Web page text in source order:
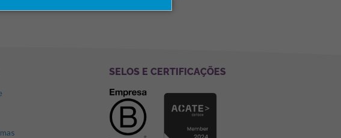
SELOS E CERTIFICAÇÕES